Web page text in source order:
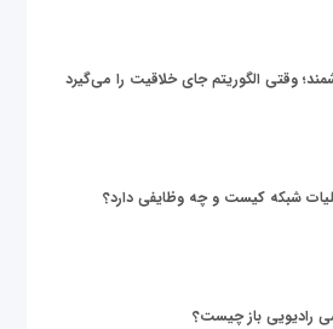
وقتی الگوریتم جای خلاقیت را می‌گیرد
شبکه کیست و چه وظایفی دارد؟
رادیویی باز چیست؟